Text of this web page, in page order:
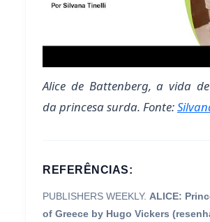
Alice de Battenberg, a vida
da princesa surda. Fonte:
REFERÊNCIAS:
PUBLISHERS WEEKLY. ALICE:
of Greece by Hugo Vickers